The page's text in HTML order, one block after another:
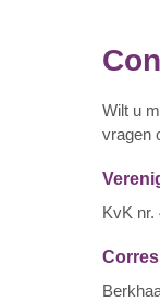
Wilt u
vragen
KvK nr.